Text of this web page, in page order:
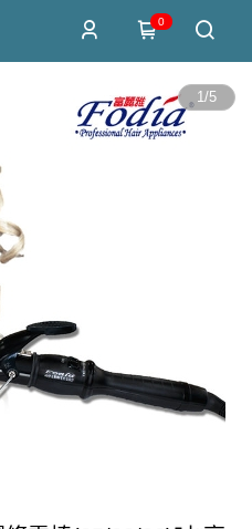
0
1/5